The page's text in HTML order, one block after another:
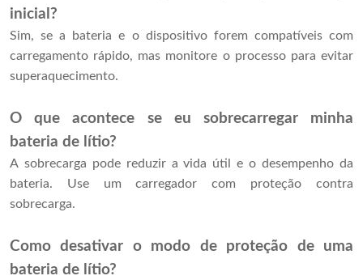
inicial?
Sim, se a bateria e o dispositivo forem compatíveis com
carregamento rápido, mas monitore o processo para evitar
superaquecimento.
O que acontece se eu sobrecarregar minha
bateria de lítio?
A sobrecarga pode reduzir a vida útil e o desempenho da
bateria. Use um carregador com proteção contra
sobrecarga.
Como desativar o modo de proteção de uma
bateria de lítio?